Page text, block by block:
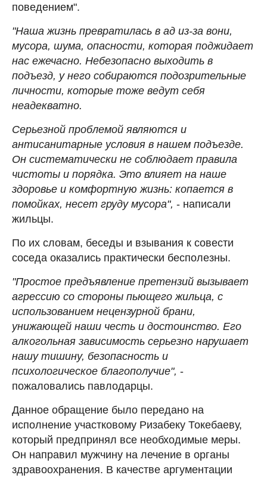
поведением".
"Наша жизнь превратилась в ад из-за вони,
мусора, шума, опасности, которая поджидает
нас ежечасно. Небезопасно выходить в
подъезд, у него собираются подозрительные
личности, которые тоже ведут себя
неадекватно.
Серьезной проблемой являются и
антисанитарные условия в нашем подъезде.
Он систематически не соблюдает правила
чистоты и порядка. Это влияет на наше
здоровье и комфортную жизнь: копается в
помойках, несет груду мусора", - написали
жильцы.
По их словам, беседы и взывания к совести
соседа оказались практически бесполезны.
"Простое предъявление претензий вызывает
агрессию со стороны пьющего жильца, с
использованием нецензурной брани,
унижающей наши честь и достоинство. Его
алкогольная зависимость серьезно нарушает
нашу тишину, безопасность и
психологическое благополучие", -
пожаловались павлодарцы.
Данное обращение было передано на
исполнение участковому Ризабеку Токебаеву,
который предпринял все необходимые меры.
Он направил мужчину на лечение в органы
здравоохранения. В качестве аргументации